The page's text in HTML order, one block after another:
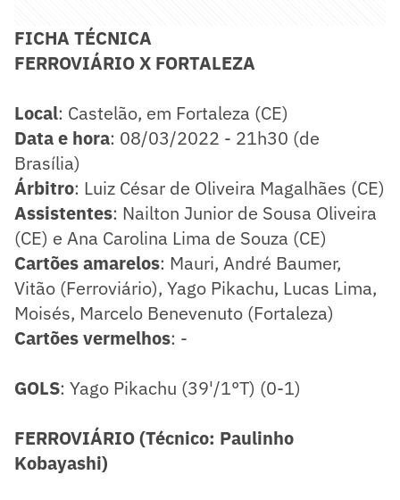
FICHA TÉCNICA
FERROVIÁRIO X FORTALEZA
Local: Castelão, em Fortaleza (CE)
Data e hora: 08/03/2022 - 21h30 (de
Brasília)
Árbitro: Luiz César de Oliveira Magalhães (CE)
Assistentes: Nailton Junior de Sousa Oliveira
(CE) e Ana Carolina Lima de Souza (CE)
​Cartões amarelos: Mauri, André Baumer,
Vitão (Ferroviário), Yago Pikachu, Lucas Lima,
Moisés, Marcelo Benevenuto (Fortaleza)
Cartões vermelhos: -
GOLS: Yago Pikachu (39'/1°T) (0-1)
FERROVIÁRIO (Técnico: Paulinho
Kobayashi)